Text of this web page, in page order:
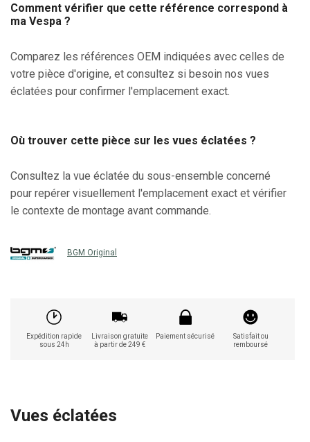
Comment vérifier que cette référence correspond à
ma Vespa ?
Comparez les références OEM indiquées avec celles de
votre pièce d'origine, et consultez si besoin nos vues
éclatées pour confirmer l'emplacement exact.
Où trouver cette pièce sur les vues éclatées ?
Consultez la vue éclatée du sous-ensemble concerné
pour repérer visuellement l'emplacement exact et vérifier
le contexte de montage avant commande.
BGM Original
Expédition rapide
sous 24h
Livraison gratuite
à partir de 249 €
Paiement sécurisé
Satisfait ou
remboursé
Vues éclatées